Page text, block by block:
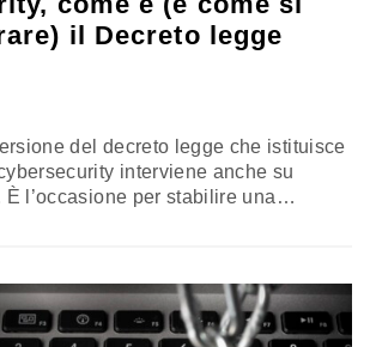
il Decreto legge
del decreto legge che istituisce
interviene anche su
l’occasione per stabilire una